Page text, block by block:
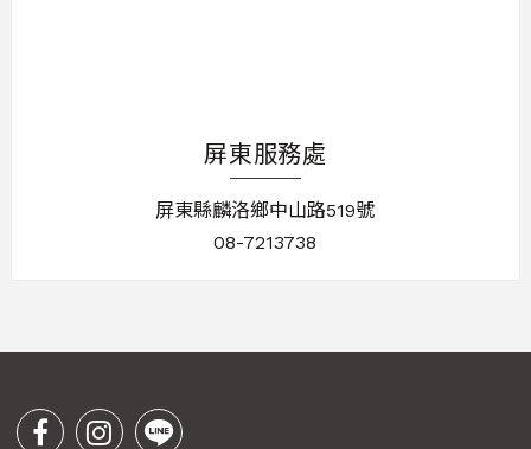
屏東服務處
屏東縣麟洛鄉中山路519號
08-7213738